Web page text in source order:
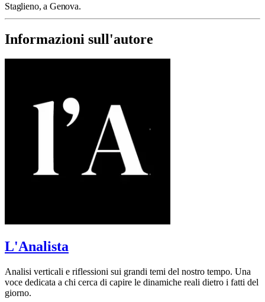
Staglieno, a Genova.
Informazioni sull'autore
L'Analista
Analisi verticali e riflessioni sui grandi temi del nostro tempo. Una
voce dedicata a chi cerca di capire le dinamiche reali dietro i fatti del
giorno.